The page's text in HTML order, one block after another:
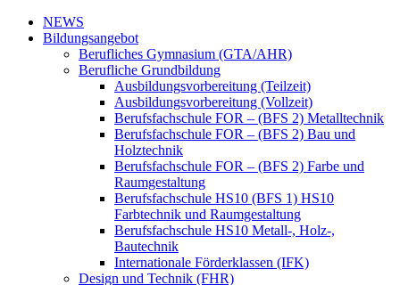
NEWS
Bildungsangebot
Berufliches Gymnasium (GTA/AHR)
Berufliche Grundbildung
Ausbildungsvorbereitung (Teilzeit)
Ausbildungsvorbereitung (Vollzeit)
Berufsfachschule FOR – (BFS 2) Metalltechnik
Berufsfachschule FOR – (BFS 2) Bau und
Holztechnik
Berufsfachschule FOR – (BFS 2) Farbe und
Raumgestaltung
Berufsfachschule HS10 (BFS 1) HS10
Farbtechnik und Raumgestaltung
Berufsfachschule HS10 Metall-, Holz-,
Bautechnik
Internationale Förderklassen (IFK)
Design und Technik (FHR)